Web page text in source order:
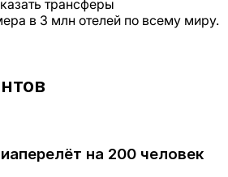
трансферы
в 3 млн отелей по всему миру.
на 200 человек